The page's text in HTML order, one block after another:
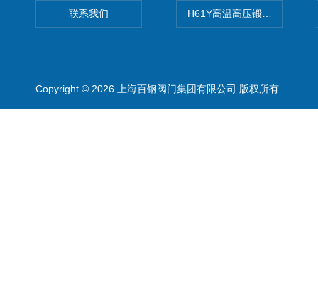
联系我们 H61Y高温高压锻钢止回阀
Copyright © 2026 上海百钢阀门集团有限公司 版权所有